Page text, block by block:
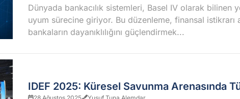
Dünyada bankacılık sistemleri, Basel IV olarak bilinen
uyum sürecine giriyor. Bu düzenleme, finansal istikrarı
bankaların dayanıklılığını güçlendirmek...
IDEF 2025: Küresel Savunma Arenasında